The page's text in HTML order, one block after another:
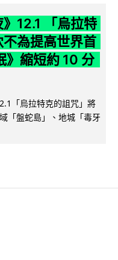
》12.1 「烏拉特
為提高世界首
》縮短約 10 分
「烏拉特克的詛咒」將
「盤蛇島」、地城「毒牙